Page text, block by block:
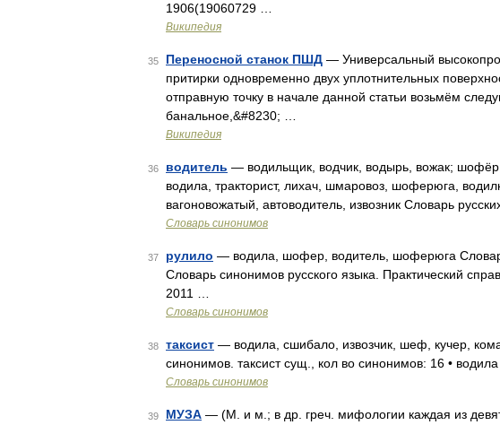
1906(19060729 …
Википедия
35 Переносной станок ПШД — Универсальный
притирки одновременно двух уплотнительных
отправную точку в начале данной статьи возьмём
банальное,&#8230; …
Википедия
36 водитель — водильщик, водчик, водырь, вожак;
водила, тракторист, лихач, шмаровоз, шоферюга,
вагоновожатый, автоводитель, извозник Словарь
Словарь синонимов
37 рулило — водила, шофер, водитель, шоферюга
Словарь синонимов русского языка. Практический
2011 …
Словарь синонимов
38 таксист — водила, сшибало, извозчик, шеф, кучер,
синонимов. таксист сущ., кол во синонимов: 16 • водила
Словарь синонимов
39 МУЗА — (М. и м.; в др. греч. мифологии каждая из